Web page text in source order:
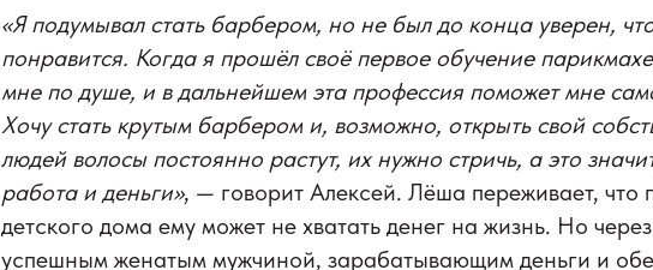
«Я подумывал стать барбером, но не был до конца уверен,
понравится. Когда я прошёл своё первое обучение
мне по душе, и в дальнейшем эта профессия поможет мне
Хочу стать крутым барбером и, возможно, открыть свой
людей волосы постоянно растут, их нужно стричь, а это
работа и деньги», — говорит Алексей. Лёша переживает, что
детского дома ему может не хватать денег на жизнь. Но
успешным женатым мужчиной, зарабатывающим деньги и